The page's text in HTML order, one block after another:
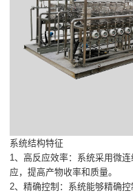
系统结构特征
1、高反应效率：系统采用微
应，提高产物收率和质量。
2、精确控制：系统能够精确